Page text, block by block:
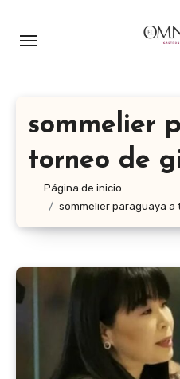
sommelier
torneo de
Página de inicio
sommelier paraguaya